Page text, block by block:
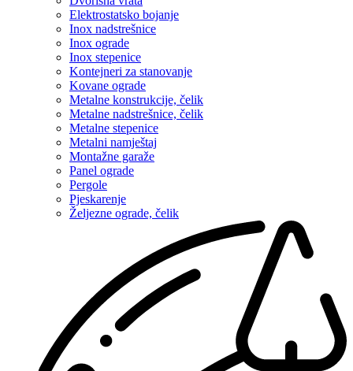
Elektrostatsko bojanje
Inox nadstrešnice
Inox ograde
Inox stepenice
Kontejneri za stanovanje
Kovane ograde
Metalne konstrukcije, čelik
Metalne nadstrešnice, čelik
Metalne stepenice
Metalni namještaj
Montažne garaže
Panel ograde
Pergole
Pjeskarenje
Željezne ograde, čelik